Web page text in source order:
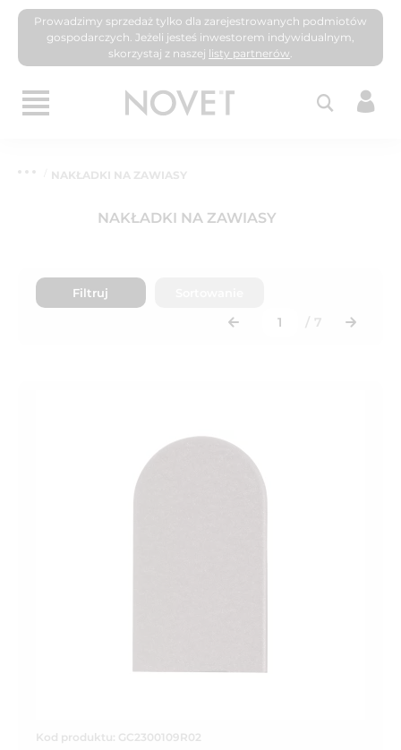
Prowadzimy sprzedaż tylko dla zarejestrowanych podmiotów
gospodarczych. Jeżeli jesteś inwestorem indywidualnym,
skorzystaj z naszej listy partnerów.
NAKŁADKI NA ZAWIASY
NAKŁADKI NA ZAWIASY
Filtruj
/ 7
Kod produktu: GC2300109R02